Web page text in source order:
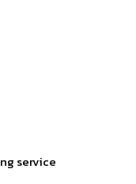
service